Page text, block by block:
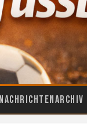
Nachrichtenarchiv